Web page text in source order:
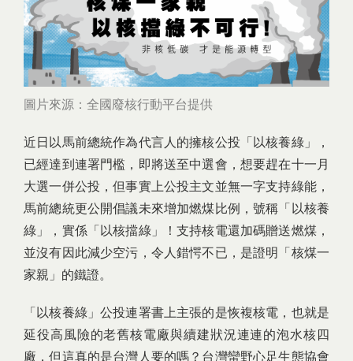
圖片來源：全國廢核行動平台提供
近日以馬前總統作為代言人的擁核公投「以核養綠」，
已經達到連署門檻，即將送至中選會，想要趕在十一月
大選一併公投，但事實上公投主文並無一字支持綠能，
馬前總統更公開倡議未來增加燃煤比例，號稱「以核養
綠」，實係「以核擋綠」！支持核電還加碼贈送燃煤，
並沒有因此減少空污，令人錯愕不已，是證明「核煤一
家親」的鐵證。
「以核養綠」公投連署書上主張的是恢複核電，也就是
延役高風險的老舊核電廠與續建狀況連連的泡水核四
廠，但這真的是台灣人要的嗎？台灣蠻野心足生態協會